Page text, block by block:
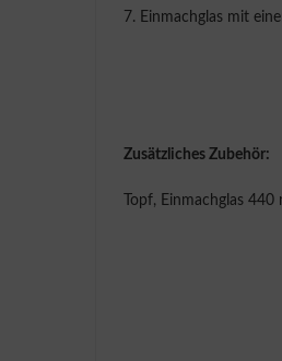
7. Einmachglas mit
Zusätzliches Zubehör:
Topf, Einmachglas 440